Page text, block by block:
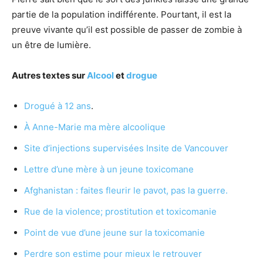
partie de la population indifférente. Pourtant, il est la
preuve vivante qu’il est possible de passer de zombie à
un être de lumière.
Autres textes surAlcooletdrogue
Drogué à 12 ans.
À Anne-Marie ma mère alcoolique
Site d’injections supervisées Insite de Vancouver
Lettre d’une mère à un jeune toxicomane
Afghanistan : faites fleurir le pavot, pas la guerre.
Rue de la violence; prostitution et toxicomanie
Point de vue d’une jeune sur la toxicomanie
Perdre son estime pour mieux le retrouver